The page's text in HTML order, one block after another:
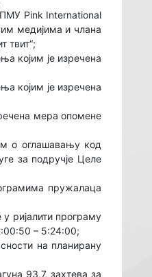
Pink International
медијима и члана
твит“;
којим је изречена
којим је изречена
мера опомене
о оглашавању код
за подручје Целе
пружалаца
ријалити програму
– 5:24:00;
на планирану
93,7, захтева за